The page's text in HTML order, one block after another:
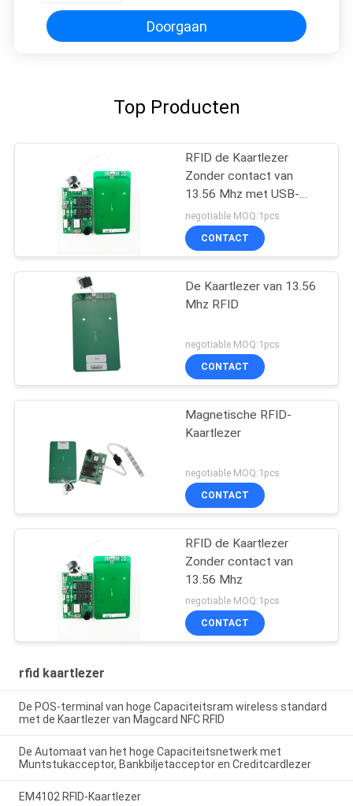
Doorgaan
Top Producten
RFID de Kaartlezer
Zonder contact van
13.56 Mhz met USB-
Interface, IC-Kaartlezer
negotiable MOQ:1pcs
CONTACT
De Kaartlezer van 13.56
Mhz RFID
negotiable MOQ:1pcs
CONTACT
Magnetische RFID-
Kaartlezer
negotiable MOQ:1pcs
CONTACT
RFID de Kaartlezer
Zonder contact van
13.56 Mhz
negotiable MOQ:1pcs
CONTACT
rfid kaartlezer
De POS-terminal van hoge Capaciteitsram wireless standard
met de Kaartlezer van Magcard NFC RFID
De Automaat van het hoge Capaciteitsnetwerk met
Muntstukacceptor, Bankbiljetacceptor en Creditcardlezer
EM4102 RFID-Kaartlezer